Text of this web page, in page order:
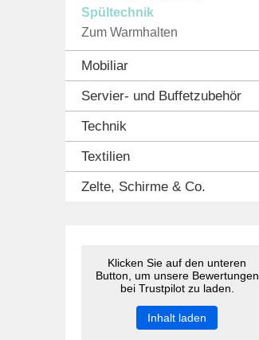
Spültechnik
Zum Warmhalten
Mobiliar
Servier- und Buffetzubehör
Technik
Textilien
Zelte, Schirme & Co.
Klicken Sie auf den unteren
Button, um unsere Bewertungen
bei Trustpilot zu laden.
Inhalt laden